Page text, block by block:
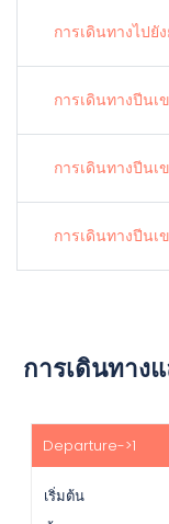
การเดินทางไปยั
การเดินทางปีน
การเดินทางปีนเ
การเดินทางปีน
การเดินทาง
เริ่ม
ต้น
สิ้น